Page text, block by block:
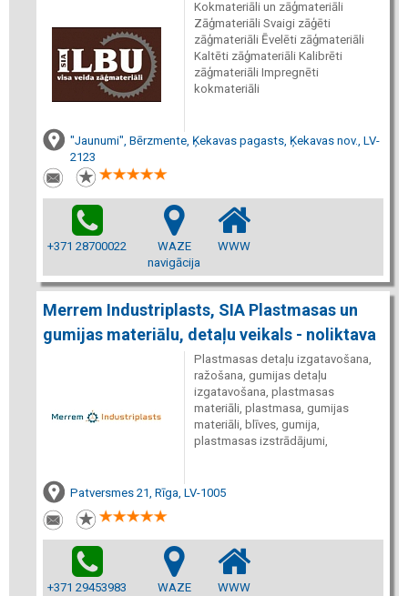
Kokmateriāli un zāģmateriāli
Zāģmateriāli Svaigi zāģēti
zāģmateriāli Ēvelēti zāģmateriāli
Kaltēti zāģmateriāli Kalibrēti
zāģmateriāli Impregnēti
kokmateriāli
"Jaunumi", Bērzmente, Ķekavas pagasts, Ķekavas nov., LV-
2123
+371 28700022
WAZE
navigācija
WWW
Merrem Industriplasts, SIA Plastmasas un
gumijas materiālu, detaļu veikals - noliktava
Plastmasas detaļu izgatavošana,
ražošana, gumijas detaļu
izgatavošana, plastmasas
materiāli, plastmasa, gumijas
materiāli, blīves, gumija,
plastmasas izstrādājumi,
Patversmes 21, Rīga, LV-1005
+371 29453983
WAZE
WWW